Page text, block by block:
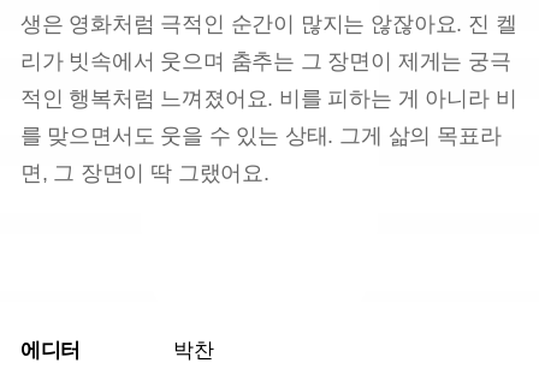
생은 영화처럼 극적인 순간이 많지는 않잖아요. 진 켈
리가 빗속에서 웃으며 춤추는 그 장면이 제게는 궁극
적인 행복처럼 느껴졌어요. 비를 피하는 게 아니라 비
를 맞으면서도 웃을 수 있는 상태. 그게 삶의 목표라
면, 그 장면이 딱 그랬어요.
에디터 박찬